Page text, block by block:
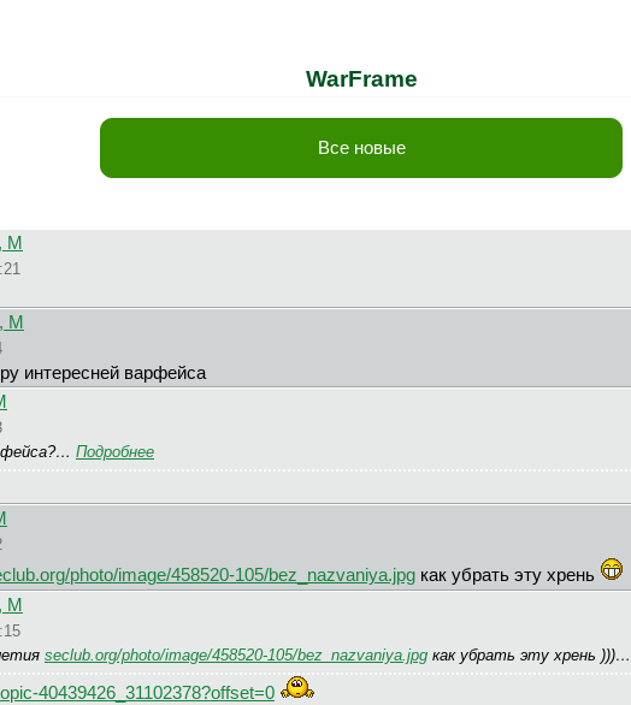
WarFrame
Все новые
, М
, М
интересней варфейса
Подробнее
photo/image/458520-105/bez_nazvaniya.jpg как убрать эту хрень
, М
seclub.org/photo/image/458520-105/bez_nazvaniya.jpg как убрать эту хрень )))…
40439426_31102378?offset=0